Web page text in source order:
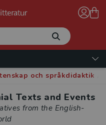
och språkdidaktik
Texts and Events
from the English-